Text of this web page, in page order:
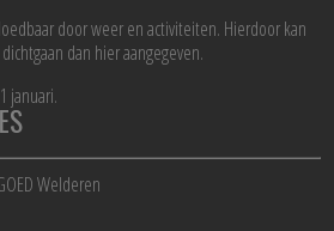
door weer en activiteiten. Hierdoor kan
dan hier aangegeven.
januari.
Welderen